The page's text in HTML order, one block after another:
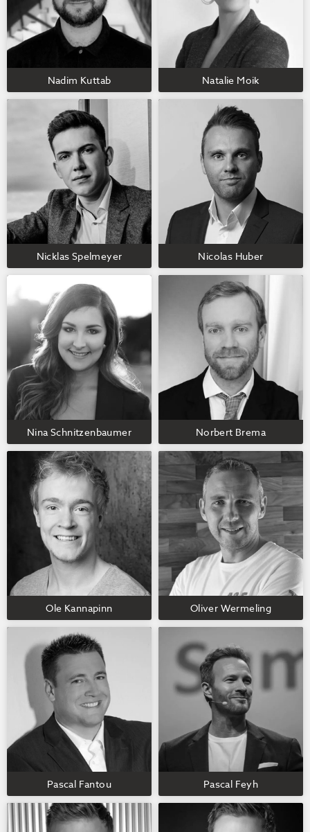
Nadim Kuttab Natalie Moik
Nicklas Spelmeyer Nicolas Huber
Nina Schnitzenbaumer Norbert Brema
Ole Kannapinn Oliver Wermeling
Pascal Fantou Pascal Feyh